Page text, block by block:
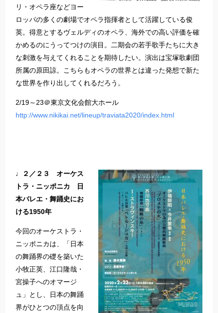
リ・オペラ座などヨー
ロッパの多くの劇場でオペラ指揮者として活躍している俊
英。得意とするヴェルディのオペラ、海外での高い評価を確
かめるのにうってつけの演目。二期会の若手歌手たちに大き
な刺激を与えてくれることを期待したい。演出は宝塚歌劇団
所属の原田諒。こちらもオペラの世界とは違った発想で新た
な世界を作り出してくれるだろう。
2/19～23＠東京文化会館大ホール
http://www.nikikai.net/lineup/traviata2020/index.html
♩２／２３ オーケス
トラ・ニッポニカ 日
本バレエ・舞踊史にお
ける1950年
今回のオーケストラ・
ニッポニカは、「日本
の舞踊界の礎を築いた
小牧正英、江口隆哉・
宮操子へのオマージ
ュ」とし、日本の舞踊
界がひとつの頂点を向